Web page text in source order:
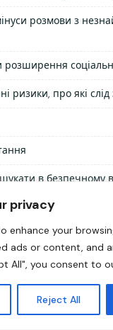
privacy
enhance your
ads or content, and
All", you consent to
Reject All
розмови з
розширення
ризики, про які слід
в безпечному
веб-сайти
в Інтернеті?
свою